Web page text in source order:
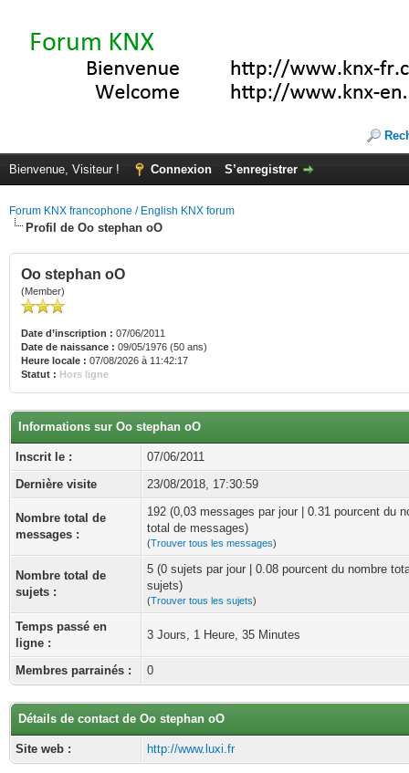
Bienvenue, Visiteur ! Connexion S’enregistrer
Forum KNX francophone / English KNX forum
Profil de Oo stephan oO
Oo stephan oO
(Member)
Date d’inscription : 07/06/2011
Date de naissance : 09/05/1976 (50 ans)
Heure locale : 07/08/2026 à 11:42:17
Statut : Hors ligne
Informations sur Oo stephan oO
Inscrit le :
07/06/2011
Dernière visite
23/08/2018, 17:30:59
Nombre total de
messages :
192 (0,03 messages par jour | 0.31 pourcent du
total de messages)
(Trouver tous les messages)
Nombre total de
sujets :
5 (0 sujets par jour | 0.08 pourcent du nombre
sujets)
(Trouver tous les sujets)
Temps passé en
ligne :
3 Jours, 1 Heure, 35 Minutes
Membres parrainés : 0
Détails de contact de Oo stephan oO
Site web : http://www.luxi.fr